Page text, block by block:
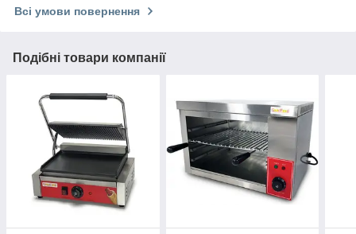
Всі умови повернення
Подібні товари компанії